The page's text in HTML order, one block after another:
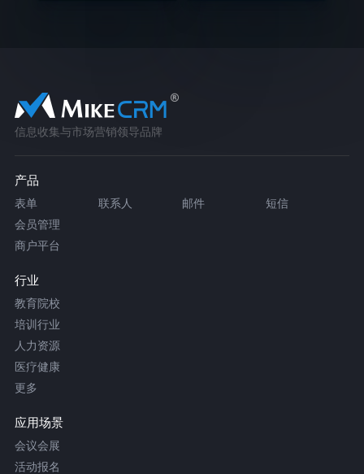
信息收集与市场营销领导品牌
产品
表单 联系人 邮件
短信
会员管理
商户平台
行业
教育院校
培训行业
人力资源
医疗健康
更多
应用场景
会议会展
活动报名